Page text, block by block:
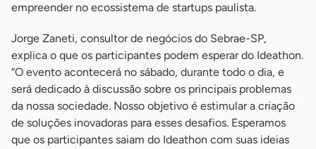
empreender no ecossistema de startups paulista.
Jorge Zaneti, consultor de negócios do Sebrae-SP,
explica o que os participantes podem esperar do Ideathon.
“O evento acontecerá no sábado, durante todo o dia, e
será dedicado à discussão sobre os principais problemas
da nossa sociedade. Nosso objetivo é estimular a criação
de soluções inovadoras para esses desafios. Esperamos
que os participantes saiam do Ideathon com suas ideias